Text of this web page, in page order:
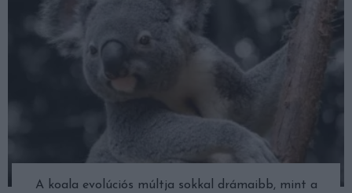
A koala evolúciós múltja sokkal drámaibb, mint a